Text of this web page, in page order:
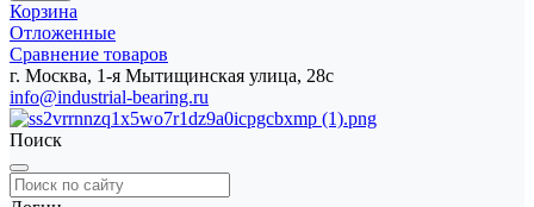
Корзина
Отложенные
Сравнение товаров
г. Москва, 1-я Мытищинская улица, 28с
info@industrial-bearing.ru
Поиск